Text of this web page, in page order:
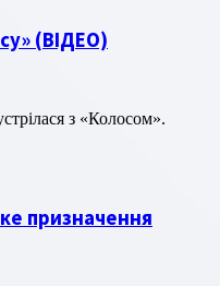
(ВІДЕО)
з «Колосом».
призначення